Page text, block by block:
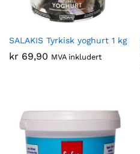
SALAKIS Tyrkisk yoghurt 1 kg
kr 69,90 MVA inkludert